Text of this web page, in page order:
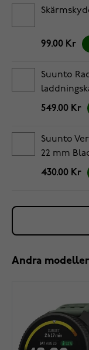
99.00 Kr
Suunto
549.00 Kr
Suunto
22 mm
430.00 Kr
Andra modeller